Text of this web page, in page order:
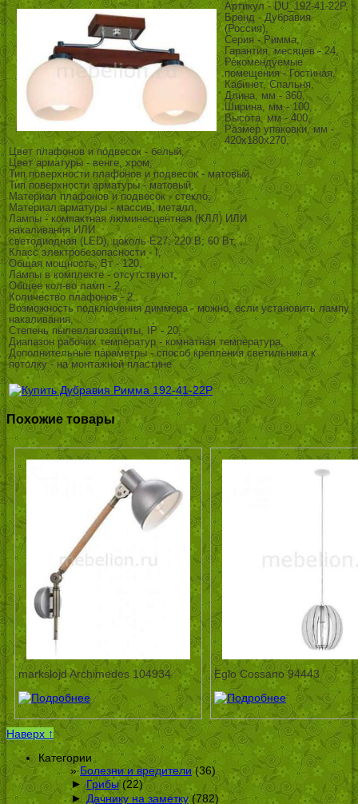
Артикул - DU_192-41-22P,
Бренд - Дубравия
(Россия),
Серия - Римма,
Гарантия, месяцев - 24,
Рекомендуемые
помещения - Гостиная,
Кабинет, Спальня,
Длина, мм - 360,
Ширина, мм - 100,
Высота, мм - 400,
Размер упаковки, мм -
420x180x270,
Цвет плафонов и подвесок - белый,
Цвет арматуры - венге, хром,
Тип поверхности плафонов и подвесок - матовый,
Тип поверхности арматуры - матовый,
Материал плафонов и подвесок - стекло,
Материал арматуры - массив, металл,
Лампы - компактная люминесцентная (КЛЛ) ИЛИ
накаливания ИЛИ
светодиодная (LED), цоколь E27; 220 В; 60 Вт, ,
Класс электробезопасности - I,
Общая мощность, Вт - 120,
Лампы в комплекте - отсутствуют,
Общее кол-во ламп - 2,
Количество плафонов - 2,
Возможность подключения диммера - можно, если установить лампу
накаливания,
Степень пылевлагозащиты, IP - 20,
Диапазон рабочих температур - комнатная температура,
Дополнительные параметры - способ крепления светильника к
потолку - на монтажной пластине
Похожие товары
markslojd Archimedes 104934 Eglo Cossano 94443
Наверх ↑
Категории
Болезни и вредители(36)
► Грибы(22)
► Дачнику на заметку(782)